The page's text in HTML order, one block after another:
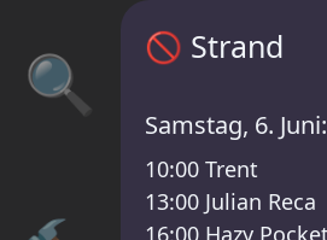
🔍
Sisyphos Strand
🚫 Strand
Samstag, 6. Juni:
10:00 Trent
13:00 Julian Reca
16:00 Hazy